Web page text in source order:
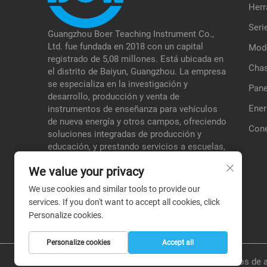
Guangzhou Boer Teaching Instrument Co.,
Ltd. fue fundada en 2018 con un capital
registrado de 5,08 millones. Está ubicada en
el distrito de Baiyun, Guangzhou. La empresa
se especializa en la investigación y
desarrollo, producción y venta de
instrumentos de enseñanza para vehículos
de nueva energía y otros campos, ofreciendo
soluciones integradas de producción y
educación, y prestando servicios a escuelas,
una ventaja diferenciada en sus áreas
especializadas.
Derechos
We value your privacy
We use cookies and similar tools to provide our
services. If you don't want to accept all cookies, click
Personalize cookies.
Personalize cookies Accept all